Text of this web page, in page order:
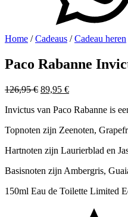
Home /Cadeaus /Cadeau heren
Paco Rabanne
126,95€ Oorspronkelijke
was:
89,95 €Huidige
is:
Invictus van Paco Rabanne is
Topnoten zijn Zeenoten,
Hartnoten zijn Laurierblad en
Basisnoten zijn Ambergris,
150ml Eau de Toilette Limited